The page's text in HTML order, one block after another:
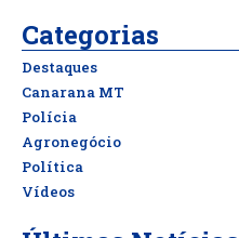
Categorias
Destaques
Canarana MT
Polícia
Agronegócio
Política
Vídeos